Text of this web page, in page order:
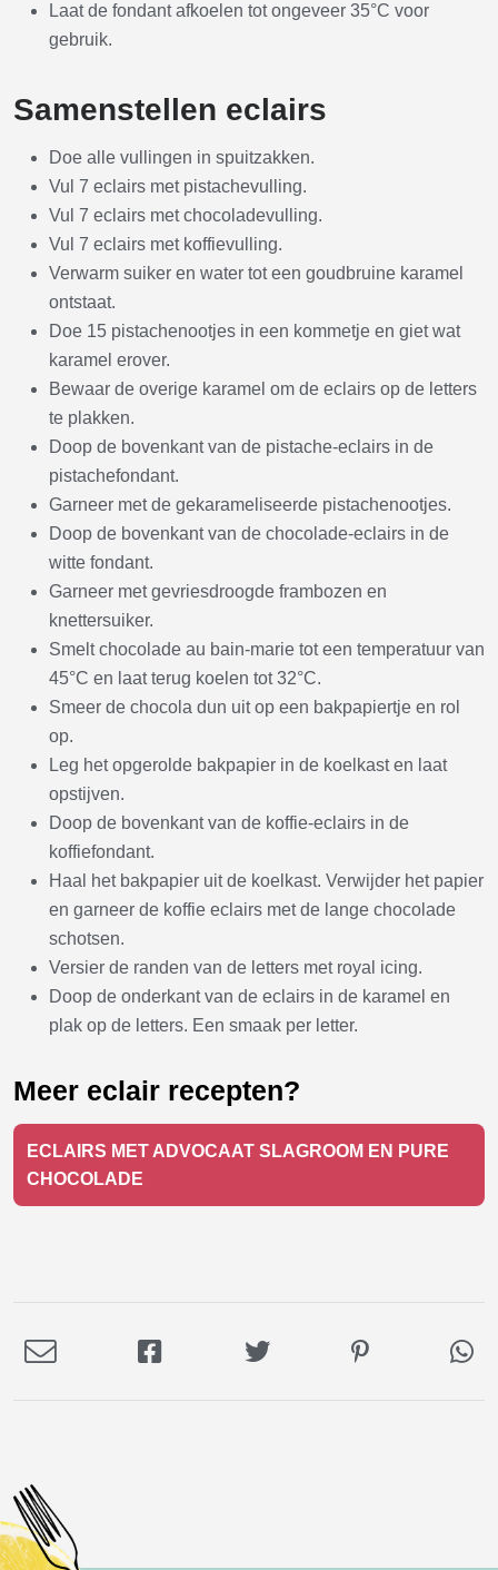
Laat de fondant afkoelen tot ongeveer 35°C voor
gebruik.
Samenstellen eclairs
Doe alle vullingen in spuitzakken.
Vul 7 eclairs met pistachevulling.
Vul 7 eclairs met chocoladevulling.
Vul 7 eclairs met koffievulling.
Verwarm suiker en water tot een goudbruine karamel
ontstaat.
Doe 15 pistachenootjes in een kommetje en giet wat
karamel erover.
Bewaar de overige karamel om de eclairs op de letters
te plakken.
Doop de bovenkant van de pistache-eclairs in de
pistachefondant.
Garneer met de gekarameliseerde pistachenootjes.
Doop de bovenkant van de chocolade-eclairs in de
witte fondant.
Garneer met gevriesdroogde frambozen en
knettersuiker.
Smelt chocolade au bain-marie tot een temperatuur van
45°C en laat terug koelen tot 32°C.
Smeer de chocola dun uit op een bakpapiertje en rol
op.
Leg het opgerolde bakpapier in de koelkast en laat
opstijven.
Doop de bovenkant van de koffie-eclairs in de
koffiefondant.
Haal het bakpapier uit de koelkast. Verwijder het papier
en garneer de koffie eclairs met de lange chocolade
schotsen.
Versier de randen van de letters met royal icing.
Doop de onderkant van de eclairs in de karamel en
plak op de letters. Een smaak per letter.
Meer eclair recepten?
ECLAIRS MET ADVOCAAT SLAGROOM EN PURE
CHOCOLADE
Deel
Deel